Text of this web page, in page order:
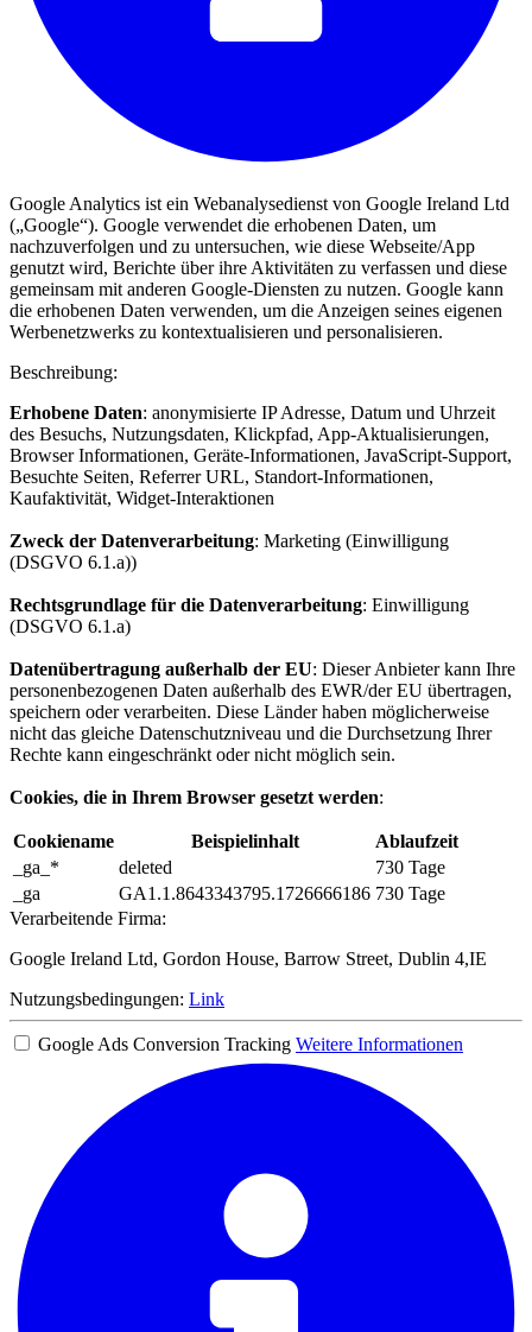
Google Analytics ist ein Webanalysedienst von Google Ireland Ltd
(„Google“). Google verwendet die erhobenen Daten, um
nachzuverfolgen und zu untersuchen, wie diese Webseite/App
genutzt wird, Berichte über ihre Aktivitäten zu verfassen und diese
gemeinsam mit anderen Google-Diensten zu nutzen. Google kann
die erhobenen Daten verwenden, um die Anzeigen seines eigenen
Werbenetzwerks zu kontextualisieren und personalisieren.
Beschreibung:
Erhobene Daten: anonymisierte IP Adresse, Datum und Uhrzeit
des Besuchs, Nutzungsdaten, Klickpfad, App-Aktualisierungen,
Browser Informationen, Geräte-Informationen, JavaScript-Support,
Besuchte Seiten, Referrer URL, Standort-Informationen,
Kaufaktivität, Widget-Interaktionen
Zweck der Datenverarbeitung: Marketing (Einwilligung
(DSGVO 6.1.a))
Rechtsgrundlage für die Datenverarbeitung: Einwilligung
(DSGVO 6.1.a)
Datenübertragung außerhalb der EU: Dieser Anbieter kann Ihre
personenbezogenen Daten außerhalb des EWR/der EU übertragen,
speichern oder verarbeiten. Diese Länder haben möglicherweise
nicht das gleiche Datenschutzniveau und die Durchsetzung Ihrer
Rechte kann eingeschränkt oder nicht möglich sein.
Cookies, die in Ihrem Browser gesetzt werden:
Cookiename Beispielinhalt
Ablaufzeit
_ga_*
deleted
730 Tage
_ga
GA1.1.8643343795.1726666186 730 Tage
Verarbeitende Firma:
Google Ireland Ltd, Gordon House, Barrow Street, Dublin 4,IE
Nutzungsbedingungen: Link
Google Ads Conversion Tracking Weitere Informationen